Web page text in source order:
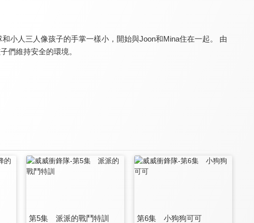
小人三人像孩子的手掌一樣小，開始與Joon和Mina住在一起。 由
們維持安全的環境。
第5集 派派的戰鬥特訓 第6集 小狗狗可可